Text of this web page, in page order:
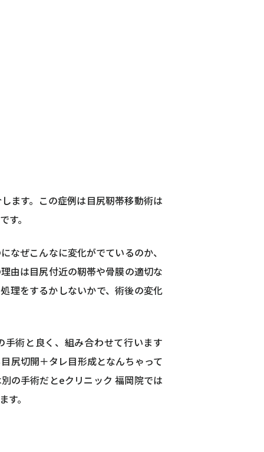
ます。この症例は目尻靭帯移動術は
す。
なぜこんなに変化がでているのか、
由は目尻付近の靭帯や骨膜の適切な
理をするかしないかで、術後の変化
手術と良く、組み合わせて行います
尻切開＋タレ目形成となんちゃって
の手術だとeクリニック 福岡院では
す。